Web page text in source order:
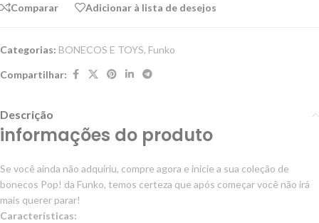
Comparar Adicionar à lista de desejos
Categorias: BONECOS E TOYS, Funko
Compartilhar:
Descrição
informações do produto
Se você ainda não adquiriu, compre agora e inicie a sua coleção de
bonecos Pop! da Funko, temos certeza que após começar você não irá
mais querer parar!
Características: